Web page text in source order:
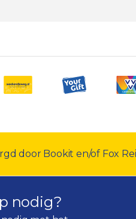
door Bookit en/of Fox
nodig?